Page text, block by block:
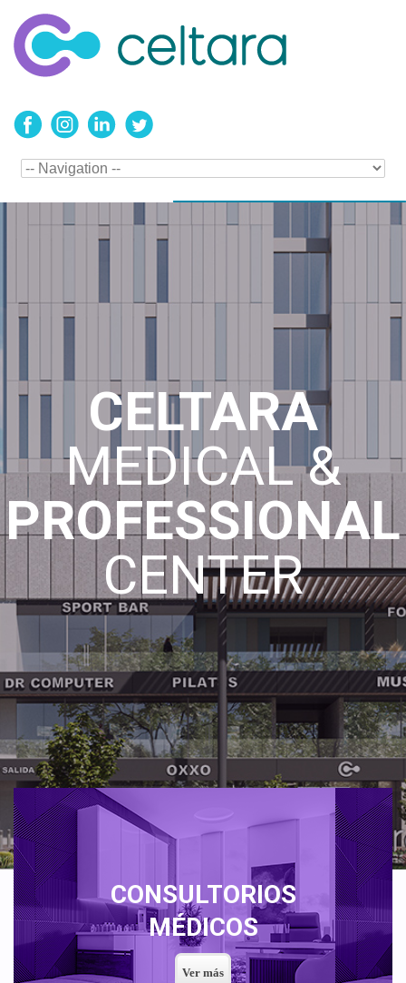
CELTARA
MEDICAL &
PROFESSIONAL
CENTER
CONSULTORIOS
MÉDICOS